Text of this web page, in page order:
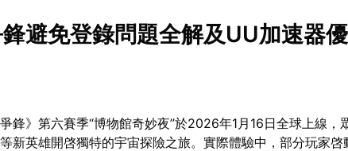
避免登錄問題全解及UU加速器優
鋒》第六賽季“博物館奇妙夜”於2026年1月16日全球上線，
新英雄開啓獨特的宇宙探險之旅。實際體驗中，部分玩家